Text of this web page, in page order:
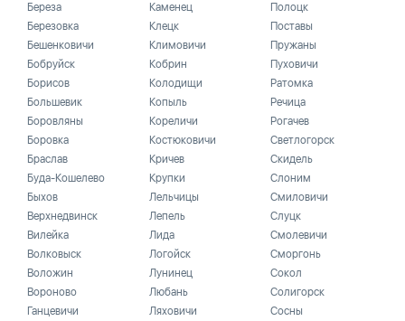
Береза
Березовка
Бешенковичи
Бобруйск
Борисов
Большевик
Боровляны
Боровка
Браслав
Буда-Кошелево
Быхов
Верхнедвинск
Вилейка
Волковыск
Воложин
Вороново
Ганцевичи
Каменец
Клецк
Климовичи
Кобрин
Колодищи
Копыль
Кореличи
Костюковичи
Кричев
Крупки
Лельчицы
Лепель
Лида
Логойск
Лунинец
Любань
Ляховичи
Полоцк
Поставы
Пружаны
Пуховичи
Ратомка
Речица
Рогачев
Светлогорск
Скидель
Слоним
Смиловичи
Слуцк
Смолевичи
Сморгонь
Сокол
Солигорск
Сосны